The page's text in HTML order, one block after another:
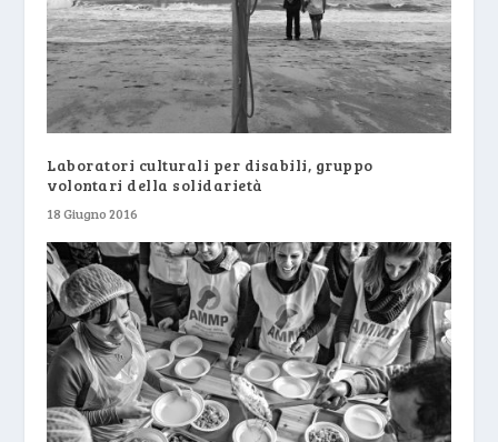
Laboratori culturali per disabili, gruppo
volontari della solidarietà
18 Giugno 2016